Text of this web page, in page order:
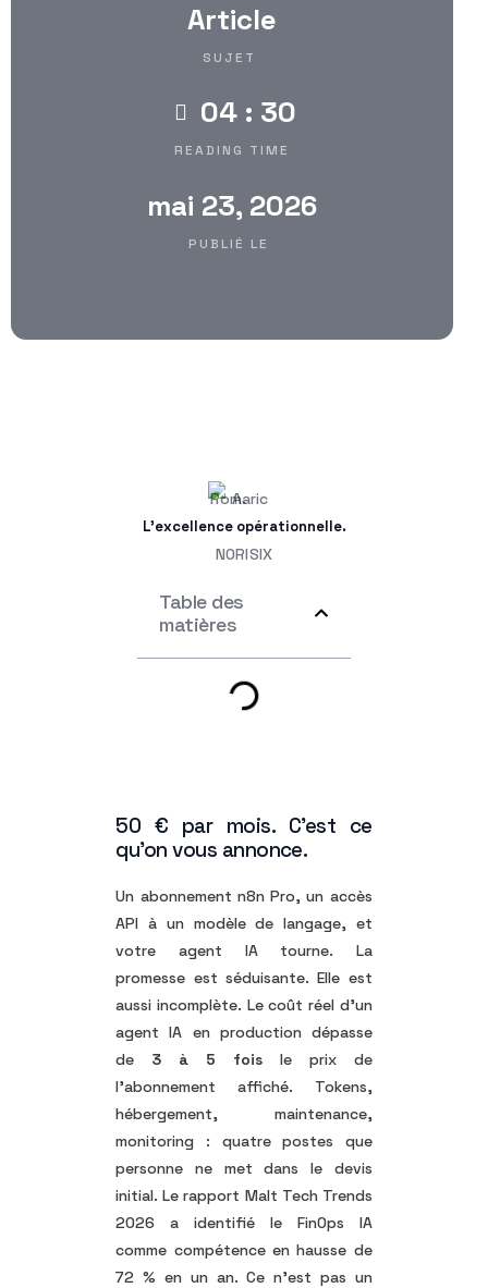
Article
SUJET
04 : 30
READING TIME
mai 23, 2026
PUBLIÉ LE
L'excellence opérationnelle.
NORISIX
Table des
matières
50 € par mois. C’est ce
qu’on vous annonce.
Un abonnement n8n Pro, un accès
API à un modèle de langage, et
votre agent IA tourne. La
promesse est séduisante. Elle est
aussi incomplète. Le coût réel d’un
agent IA en production dépasse
de 3 à 5 foisle prix de
l’abonnement affiché. Tokens,
hébergement, maintenance,
monitoring : quatre postes que
personne ne met dans le devis
initial. Le rapport Malt Tech Trends
2026 a identifié le FinOps IA
comme compétence en hausse de
72 % en un an. Ce n’est pas un